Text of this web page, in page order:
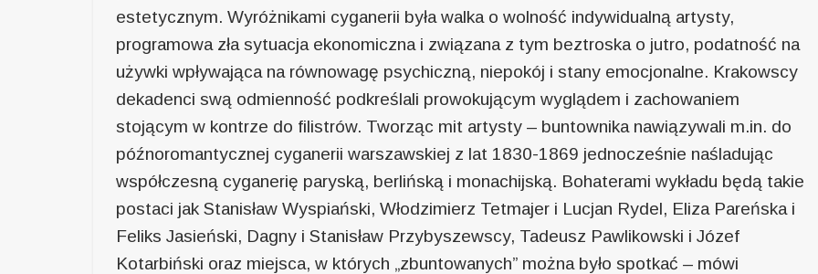
estetycznym. Wyróżnikami cyganerii była walka o wolność indywidualną artysty,
programowa zła sytuacja ekonomiczna i związana z tym beztroska o jutro, podatność na
używki wpływająca na równowagę psychiczną, niepokój i stany emocjonalne. Krakowscy
dekadenci swą odmienność podkreślali prowokującym wyglądem i zachowaniem
stojącym w kontrze do filistrów. Tworząc mit artysty – buntownika nawiązywali m.in. do
późnoromantycznej cyganerii warszawskiej z lat 1830-1869 jednocześnie naśladując
współczesną cyganerię paryską, berlińską i monachijską. Bohaterami wykładu będą takie
postaci jak Stanisław Wyspiański, Włodzimierz Tetmajer i Lucjan Rydel, Eliza Pareńska i
Feliks Jasieński, Dagny i Stanisław Przybyszewscy, Tadeusz Pawlikowski i Józef
Kotarbiński oraz miejsca, w których „zbuntowanych” można było spotkać – mówi